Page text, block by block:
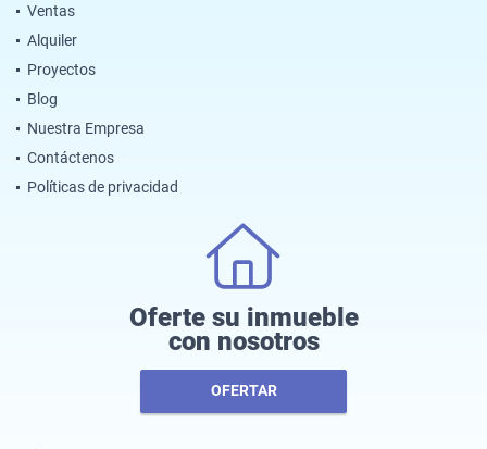
Ventas
Alquiler
Proyectos
Blog
Nuestra Empresa
Contáctenos
Políticas de privacidad
Oferte su inmueble
con nosotros
OFERTAR